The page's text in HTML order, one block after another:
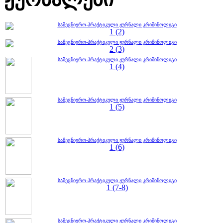
სამეცნიერო-პრაქტიკული ჟურნალი კრიმინოლიგი
1 (2)
სამეცნიერო-პრაქტიკული ჟურნალი კრიმინოლიგი
2 (3)
სამეცნიერო-პრაქტიკული ჟურნალი კრიმინოლიგი
1 (4)
სამეცნიერო-პრაქტიკული ჟურნალი კრიმინოლიგი
1 (5)
სამეცნიერო-პრაქტიკული ჟურნალი კრიმინოლიგი
1 (6)
სამეცნიერო-პრაქტიკული ჟურნალი კრიმინოლიგი
1 (7-8)
სამეცნიერო-პრაქტიკული ჟურნალი კრიმინოლიგი